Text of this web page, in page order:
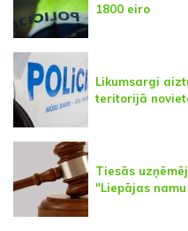
1800 eiro
Likumsargi
teritorijā
Tiesās
"Liepājas